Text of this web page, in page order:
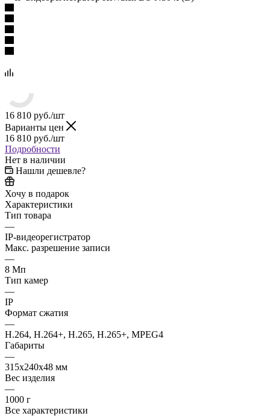
16 810 руб./шт
Варианты цен
16 810 руб./шт
Подробности
Нет в наличии
Нашли дешевле?
Хочу в подарок
Характеристики
Тип товара
—
IP-видеорегистратор
Макс. разрешение записи
—
8 Мп
Тип камер
—
IP
Формат сжатия
—
H.264, H.264+, H.265, H.265+, MPEG4
Габариты
—
315x240x48 мм
Вес изделия
—
1000 г
Все характеристики